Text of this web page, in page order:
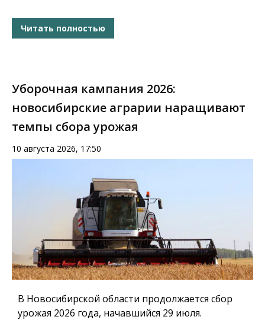
Читать полностью
Уборочная кампания 2026:
новосибирские аграрии наращивают
темпы сбора урожая
10 августа 2026, 17:50
В Новосибирской области продолжается сбор
урожая 2026 года, начавшийся 29 июля.